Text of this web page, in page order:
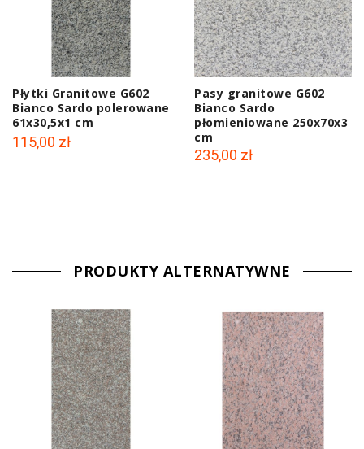
Płytki Granitowe G602
Bianco Sardo polerowane
61x30,5x1 cm
115,00 zł
Pasy granitowe G602
Bianco Sardo
płomieniowane 250x70x3
cm
235,00 zł
PRODUKTY ALTERNATYWNE